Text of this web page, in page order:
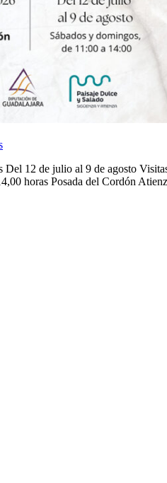
12 de julio al 9 de agosto
horas Posada del Cordón